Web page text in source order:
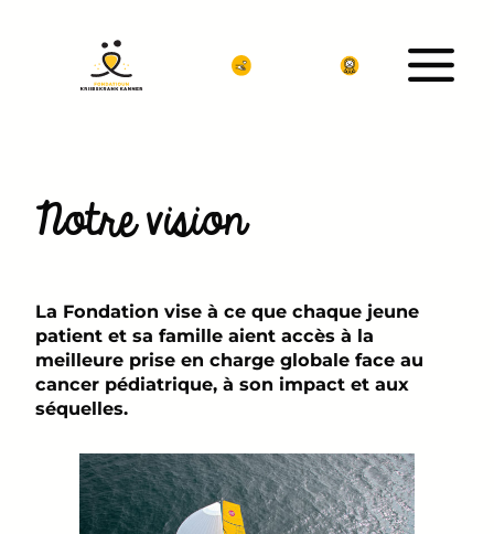
Notre vision
La Fondation vise à ce que chaque jeune
patient et sa famille aient accès à la
meilleure prise en charge globale face au
cancer pédiatrique, à son impact et aux
séquelles.